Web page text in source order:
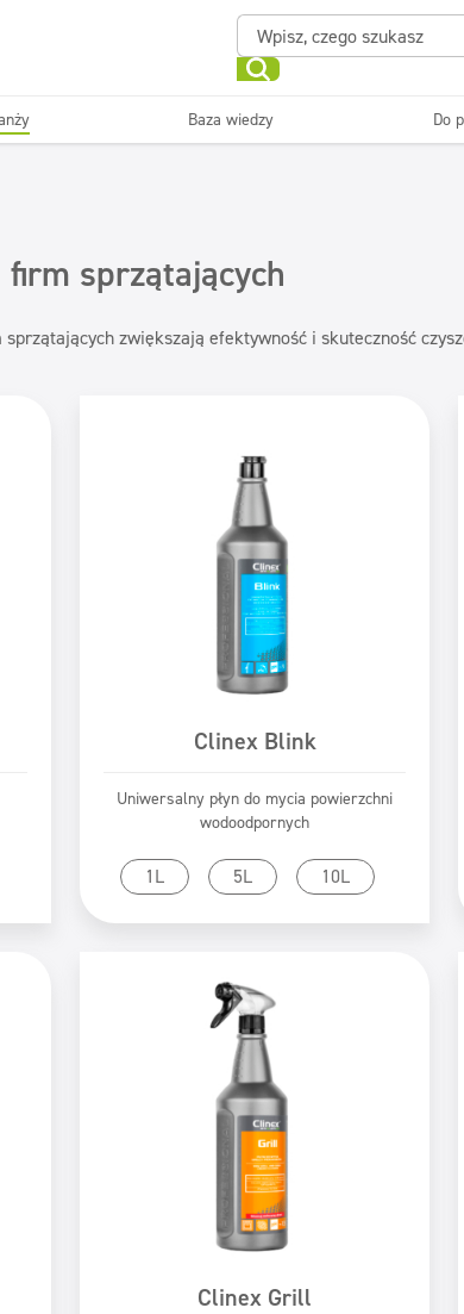
Baza wiedzy Do
sprzątających
zwiększają efektywność i skuteczność
Clinex Blink
Uniwersalny płyn do mycia powierzchni
wodoodpornych
1L 5L 10L
Przejdź do produktu
Clinex Grill